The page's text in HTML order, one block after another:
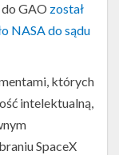
GAO został
NASA do sądu
których
intelektualną,
SpaceX